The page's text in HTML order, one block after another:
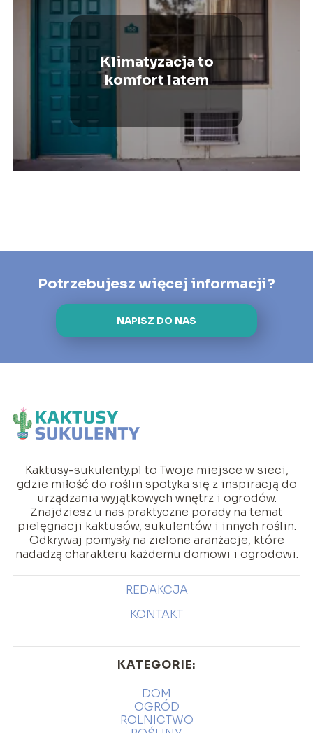
Klimatyzacja to
komfort latem
Potrzebujesz więcej informacji?
NAPISZ DO NAS
Kaktusy-sukulenty.pl to Twoje miejsce w sieci,
gdzie miłość do roślin spotyka się z inspiracją do
urządzania wyjątkowych wnętrz i ogrodów.
Znajdziesz u nas praktyczne porady na temat
pielęgnacji kaktusów, sukulentów i innych roślin.
Odkrywaj pomysły na zielone aranżacje, które
nadadzą charakteru każdemu domowi i ogrodowi.
REDAKCJA
KONTAKT
KATEGORIE:
DOM
OGRÓD
ROLNICTWO